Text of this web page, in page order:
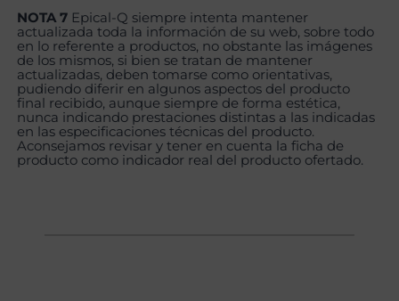
NOTA 7 Epical-Q siempre intenta mantener
actualizada toda la información de su web, sobre todo
en lo referente a productos, no obstante las imágenes
de los mismos, si bien se tratan de mantener
actualizadas, deben tomarse como orientativas,
pudiendo diferir en algunos aspectos del producto
final recibido, aunque siempre de forma estética,
nunca indicando prestaciones distintas a las indicadas
en las especificaciones técnicas del producto.
Aconsejamos revisar y tener en cuenta la ficha de
producto como indicador real del producto ofertado.